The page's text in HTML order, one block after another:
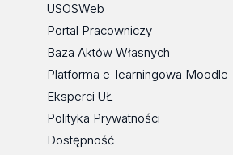
USOSWeb
Portal Pracowniczy
Baza Aktów Własnych
Platforma e-learningowa Moodle
Eksperci UŁ
Polityka Prywatności
Dostępność